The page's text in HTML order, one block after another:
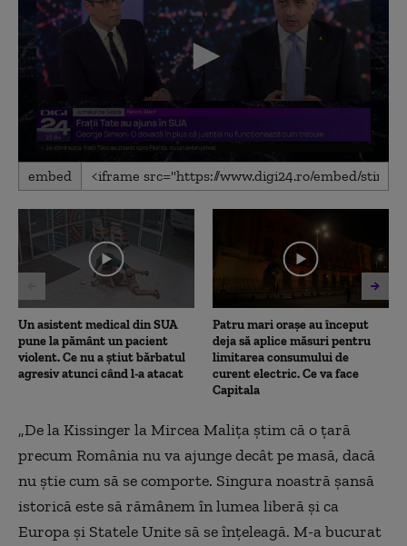
0
seconds
3
minutes,
seconds
embed
Un asistent medical din SUA
pune la pământ un pacient
violent. Ce nu a știut bărbatul
agresiv atunci când l-a atacat
Patru mari orașe au început
deja să aplice măsuri pentru
limitarea consumului de
curent electric. Ce va face
Capitala
„De la Kissinger la Mircea Malița știm că o țară
precum România nu va ajunge decât pe masă, dacă
nu știe cum să se comporte. Singura noastră șansă
istorică este să rămânem în lumea liberă și ca
Europa și Statele Unite să se înțeleagă. M-a bucurat